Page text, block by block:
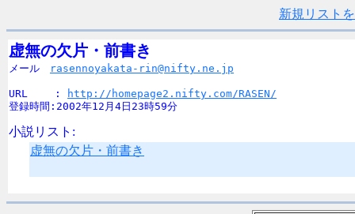
新規リスト
虚無の欠片・前書き
メール rasennoyakata-rin@nifty.ne.jp
URL　　 :
http://homepage2.nifty.com/RASEN/
登録時間:2002年12月4日23時59分
小説リスト:
虚無の欠片・前書き